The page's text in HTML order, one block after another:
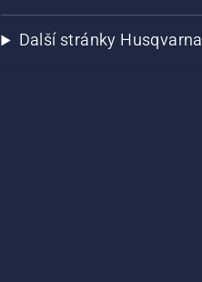
Další stránky Husqvarna